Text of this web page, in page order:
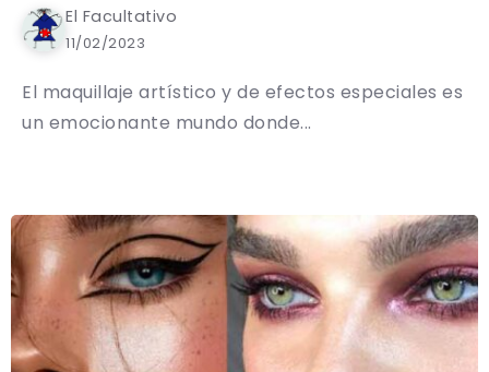
El Facultativo
11/02/2023
El maquillaje artístico y de efectos especiales es
un emocionante mundo donde...